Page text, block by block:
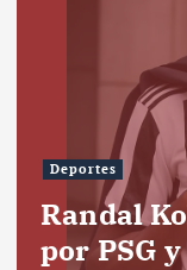
Deportes
Randal
por PSG